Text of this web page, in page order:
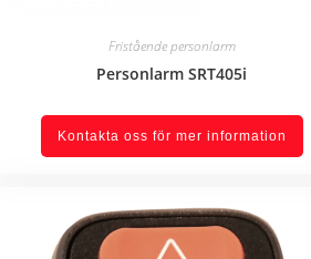
Fristående personlarm
Personlarm SRT405i
Kontakta oss för mer information